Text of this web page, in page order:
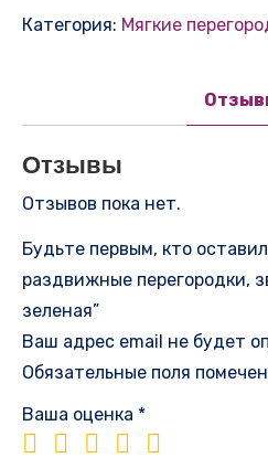
Категория: Мягкие
Отзывы
Отзывов пока нет.
Будьте первым, кто
раздвижные перегородки,
зеленая”
Ваш адрес email не будет
Обязательные поля
Ваша оценка *